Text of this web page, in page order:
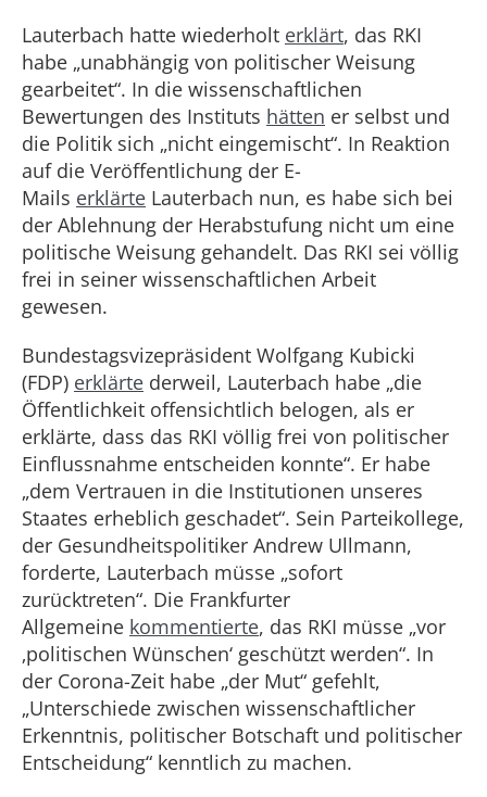
Lauterbach hatte wiederholt erklärt, das RKI
habe „unabhängig von politischer Weisung
gearbeitet“. In die wissenschaftlichen
Bewertungen des Instituts hätten er selbst und
die Politik sich „nicht eingemischt“. In Reaktion
auf die Veröffentlichung der E-
Mails erklärte Lauterbach nun, es habe sich bei
der Ablehnung der Herabstufung nicht um eine
politische Weisung gehandelt. Das RKI sei völlig
frei in seiner wissenschaftlichen Arbeit
gewesen.
Bundestagsvizepräsident Wolfgang Kubicki
(FDP) erklärte derweil, Lauterbach habe „die
Öffentlichkeit offensichtlich belogen, als er
erklärte, dass das RKI völlig frei von politischer
Einflussnahme entscheiden konnte“. Er habe
„dem Vertrauen in die Institutionen unseres
Staates erheblich geschadet“. Sein Parteikollege,
der Gesundheitspolitiker Andrew Ullmann,
forderte, Lauterbach müsse „sofort
zurücktreten“. Die Frankfurter
Allgemeine kommentierte, das RKI müsse „vor
‚politischen Wünschen‘ geschützt werden“. In
der Corona-Zeit habe „der Mut“ gefehlt,
„Unterschiede zwischen wissenschaftlicher
Erkenntnis, politischer Botschaft und politischer
Entscheidung“ kenntlich zu machen.